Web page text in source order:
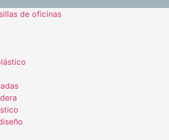
de oficinas